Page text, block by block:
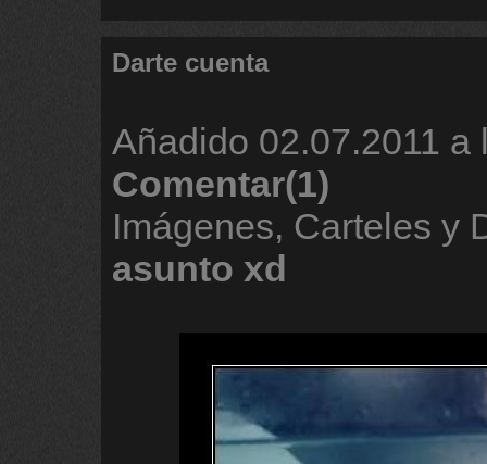
Darte cuenta
Añadido 02.07.2011 a
Comentar(1)
Imágenes, Carteles y
asunto xd